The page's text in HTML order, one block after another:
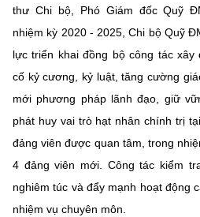
Liên hệ
Điện thoại: 024 3936 9506
Email:stc@mst.gov.vn
©2026 Bản quyền thuộc Bộ Khoa
(Ghi rõ nguồn "https://mst.gov.vn"
thư Chi bộ, Phó Giám đốc Quỹ
nhiệm kỳ 2020 - 2025, Chi bộ Quỹ
lực triển khai đồng bộ công tác
cố kỷ cương, kỷ luật, tăng cường
mới phương pháp lãnh đạo, giữ
phát huy vai trò hạt nhân chính trị
đảng viên được quan tâm, trong
4 đảng viên mới. Công tác kiểm
nghiêm túc và đẩy mạnh hoạt động
nhiệm vụ chuyên môn.